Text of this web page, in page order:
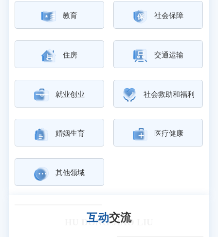
教育 社会保障
住房 交通运输
就业创业 社会救助和福利
婚姻生育 医疗健康
其他领域
互动交流
HU DONG JIAO LIU